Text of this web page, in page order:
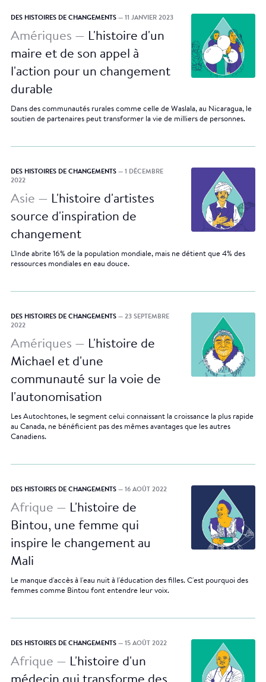
DES HISTOIRES DE CHANGEMENTS — 11 JANVIER 2023
Amériques — L'histoire d'un
maire et de son appel à
l'action pour un changement
durable
Dans des communautés rurales comme celle de Waslala, au Nicaragua, le
soutien de partenaires peut transformer la vie de milliers de personnes.
DES HISTOIRES DE CHANGEMENTS — 1 DÉCEMBRE
2022
Asie — L'histoire d'artistes
source d'inspiration de
changement
L'Inde abrite 16% de la population mondiale, mais ne détient que 4% des
ressources mondiales en eau douce.
DES HISTOIRES DE CHANGEMENTS — 23 SEPTEMBRE
2022
Amériques — L'histoire de
Michael et d'une
communauté sur la voie de
l'autonomisation
Les Autochtones, le segment celui connaissant la croissance la plus rapide
au Canada, ne bénéficient pas des mêmes avantages que les autres
Canadiens.
DES HISTOIRES DE CHANGEMENTS — 16 AOÛT 2022
Afrique — L'histoire de
Bintou, une femme qui
inspire le changement au
Mali
Le manque d'accès à l'eau nuit à l'éducation des filles. C'est pourquoi des
femmes comme Bintou font entendre leur voix.
DES HISTOIRES DE CHANGEMENTS — 15 AOÛT 2022
Afrique — L'histoire d'un